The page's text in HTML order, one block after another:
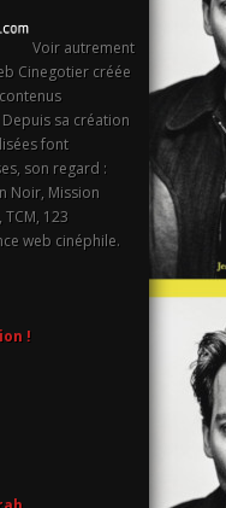
Voir autrement
Cinegotier créée
sa création
font
son regard :
Noir, Mission
123
web cinéphile.
!